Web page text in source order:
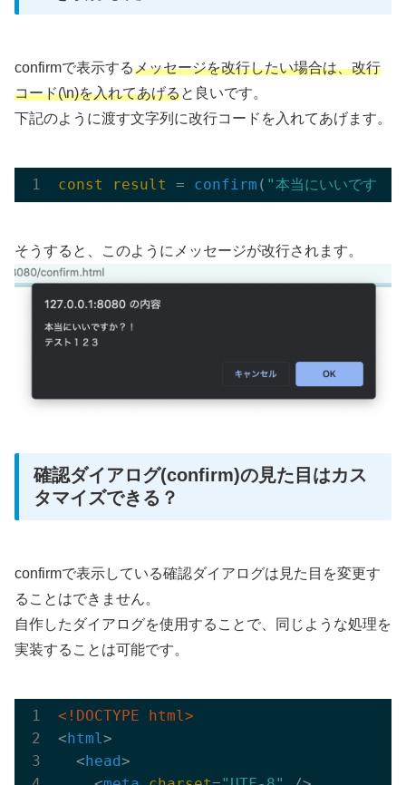
confirmで表示するメッセージを改行したい場合は、改行
コード(\n)を入れてあげると良いです。
下記のように渡す文字列に改行コードを入れてあげます。
const result = confirm ( "本当にいいですか
そうすると、このようにメッセージが改行されます。
確認ダイアログ(confirm)の見た目はカス
タマイズできる？
confirmで表示している確認ダイアログは見た目を変更す
ることはできません。
自作したダイアログを使用することで、同じような処理を
実装することは可能です。
<!DOCTYPE html>
<html>
<head>